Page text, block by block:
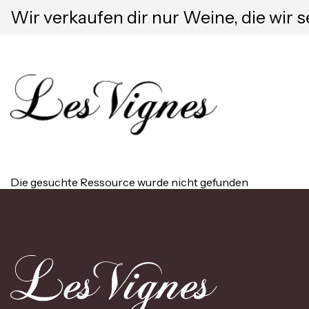
Wir verkaufen dir nur Weine, die wir
Die gesuchte Ressource wurde nicht gefunden